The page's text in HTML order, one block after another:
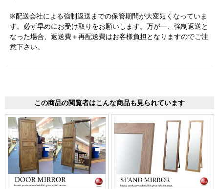
※配送会社による強制返送までの保管期間が大変短くなっていま
す。必ず早めにお受け取りをお願いします。万が一、強制返送と
なった場合、返送費＋再配送費はお客様負担となりますのでご注
意下さい。
この商品の閲覧者はこんな商品も見られています